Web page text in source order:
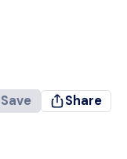
Save Share